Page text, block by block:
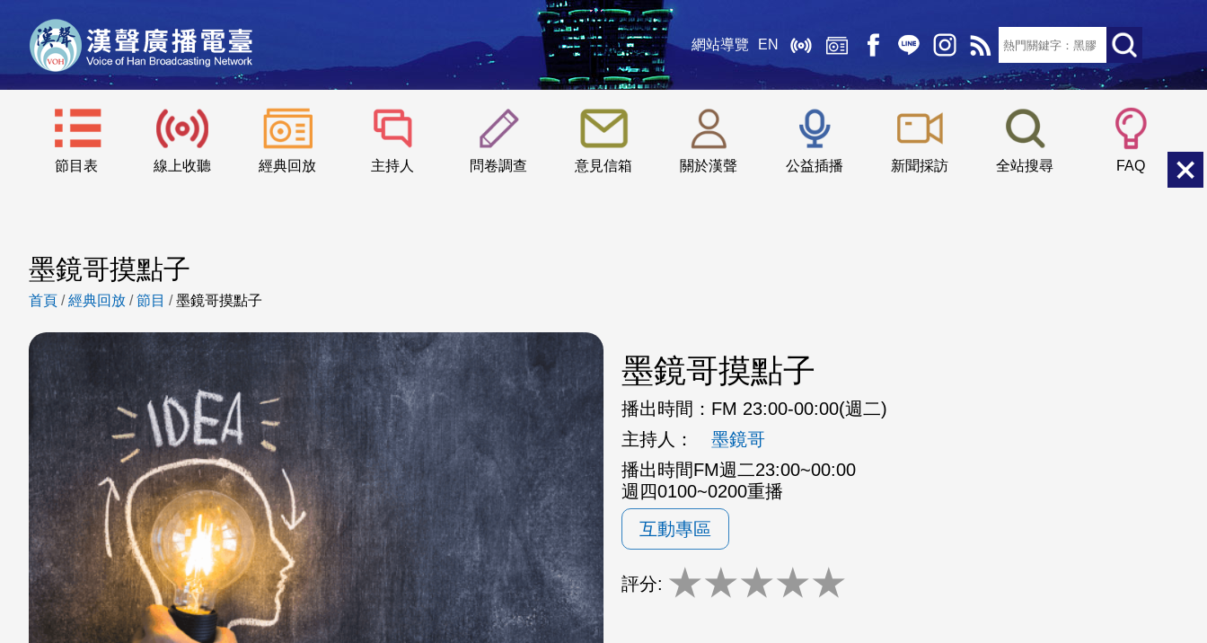
網站導覽 EN
節目表 線上收聽 經典回放 主持人 問卷調查 意見信箱 關於漢聲 公益插播 新聞採訪 全站搜尋 FAQ
::: 小 中
墨鏡哥摸點子
首頁 /經典回放 /節目 /墨鏡哥摸點子
墨鏡哥摸點子
播出時間： FM 23:00-00:00(週二)
主持人：
墨鏡哥
播出時間FM週二23:00~00:00
週四0100~0200重播
互動專區
評分: ★★★★★